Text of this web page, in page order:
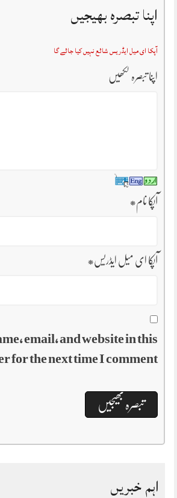
اپنا تبصرہ بھیجیں
آپکا ای میل ایڈریس شائع نہیں کیا جائے گا
اپنا تبصرہ لکھیں
آپکا نام*
آپکا ای میل ایڈریس*
email, and website in this
for the next time I comment.
اہم خبریں